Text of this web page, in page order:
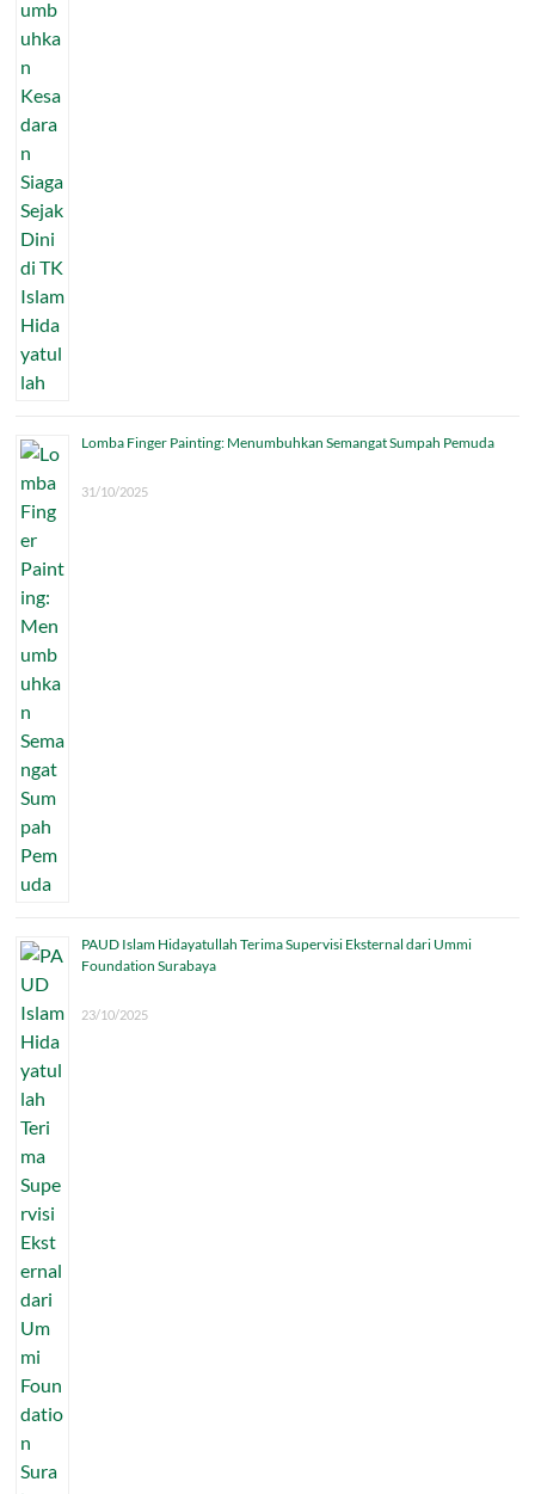
Lomba Finger Painting: Menumbuhkan Semangat Sumpah Pemuda
31/10/2025
PAUD Islam Hidayatullah Terima Supervisi Eksternal dari Ummi
Foundation Surabaya
23/10/2025